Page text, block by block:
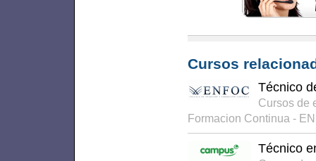
Cursos
Técnico
Cursos de
Formacion Continua -
Técnico